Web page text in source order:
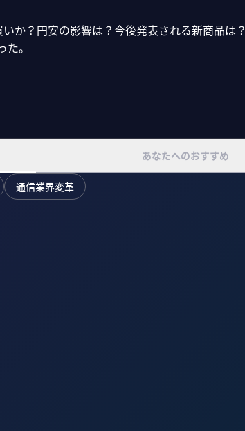
か？円安の影響は？今後発表される新商品は？
。
あなたへのおすすめ
通信業界変革